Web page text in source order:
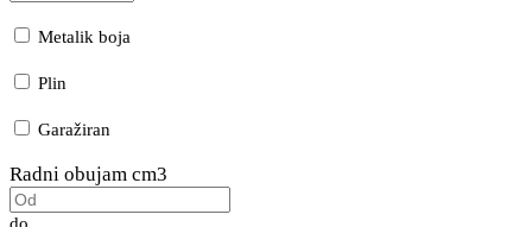
Metalik boja
Plin
Garažiran
Radni obujam cm3
do